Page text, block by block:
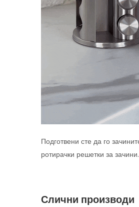
Подготвени сте да го
ротирачки решетки за зачини.
Слични производи